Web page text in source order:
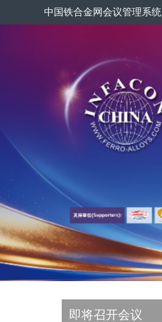
中国铁合金网会议管理系统
即将召开会议